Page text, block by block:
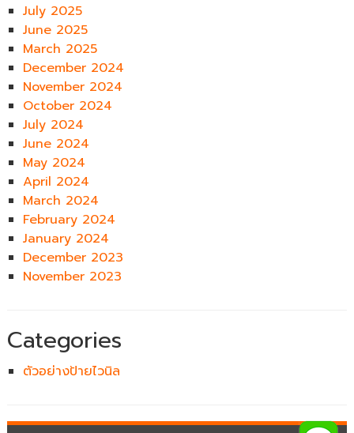
July 2025
June 2025
March 2025
December 2024
November 2024
October 2024
July 2024
June 2024
May 2024
April 2024
March 2024
February 2024
January 2024
December 2023
November 2023
Categories
ตัวอย่างป้ายไวนิล